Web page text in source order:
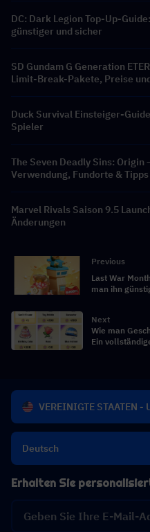
DC: Dark Legion Top-Up-
günstiger und sicher
SD Gundam G Generation
Limit-Break-Pakete, Preise
Duck Survival Einsteiger-
Spieler
The Seven Deadly Sins:
Verwendung, Fundorte &
Marvel Rivals Saison 9.5
Änderungen
Previous
Last War
man ihn
Next
Wie man
Ein
VEREINIGTE STAATEN -
Deutsch
Erhalten Sie